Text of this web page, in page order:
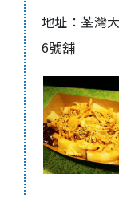
地址：荃灣
6號舖